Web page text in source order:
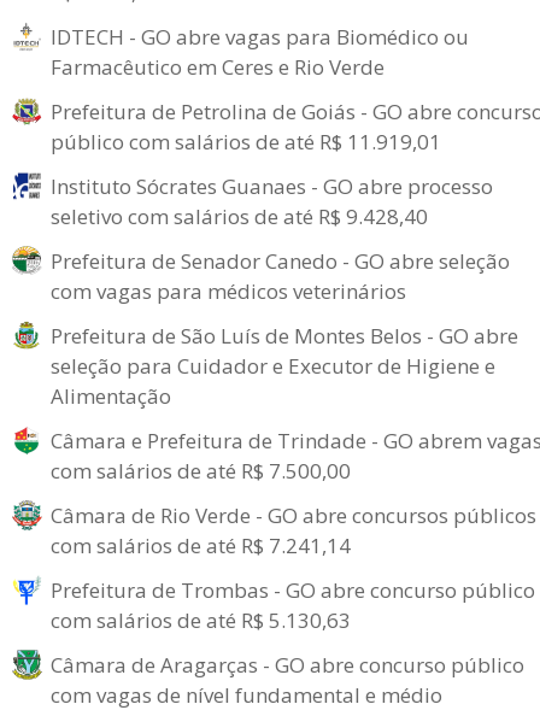
IDTECH - GO abre vagas para Biomédico ou
Farmacêutico em Ceres e Rio Verde
Prefeitura de Petrolina de Goiás - GO abre
público com salários de até R$ 11.919,01
Instituto Sócrates Guanaes - GO abre processo
seletivo com salários de até R$ 9.428,40
Prefeitura de Senador Canedo - GO abre seleção
com vagas para médicos veterinários
Prefeitura de São Luís de Montes Belos - GO abre
seleção para Cuidador e Executor de Higiene e
Alimentação
Câmara e Prefeitura de Trindade - GO abrem
com salários de até R$ 7.500,00
Câmara de Rio Verde - GO abre concursos públicos
com salários de até R$ 7.241,14
Prefeitura de Trombas - GO abre concurso público
com salários de até R$ 5.130,63
Câmara de Aragarças - GO abre concurso público
com vagas de nível fundamental e médio